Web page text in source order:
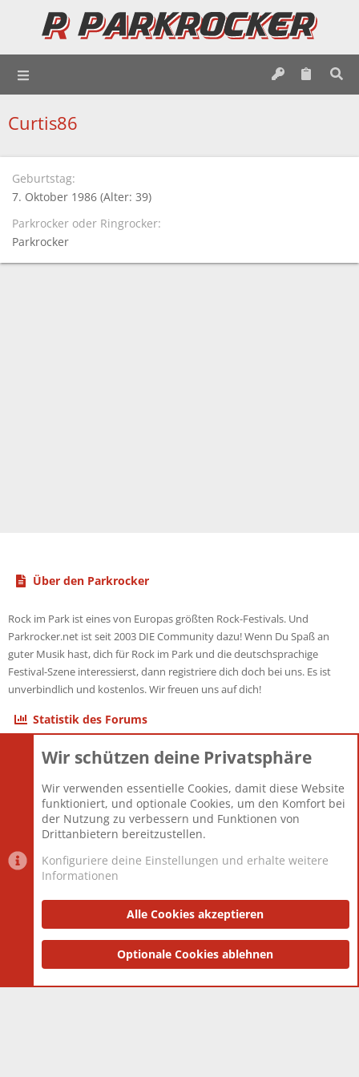
Curtis86
Geburtstag
7. Oktober 1986 (Alter: 39)
Parkrocker oder Ringrocker
Parkrocker
Über den Parkrocker
Rock im Park ist eines von Europas größten Rock-Festivals. Und
Parkrocker.net ist seit 2003 DIE Community dazu! Wenn Du Spaß an
guter Musik hast, dich für Rock im Park und die deutschsprachige
Festival-Szene interessierst, dann registriere dich doch bei uns. Es ist
unverbindlich und kostenlos. Wir freuen uns auf dich!
Statistik des Forums
Themen
Mitglieder
12.425
Neuestes Mitglied
Toddster85
Datenschutzerklärung Impressum
Community platform by XenForo® © 2010-2025 XenForo Ltd.
and add-ons by ThemeHouse
Wir schützen deine Privatsphäre
Wir verwenden essentielle Cookies, damit diese Website
funktioniert, und optionale Cookies, um den Komfort bei
der Nutzung zu verbessern und Funktionen von
Drittanbietern bereitzustellen.
Konfiguriere deine Einstellungen und erhalte weitere
Informationen
Alle Cookies akzeptieren
Optionale Cookies ablehnen